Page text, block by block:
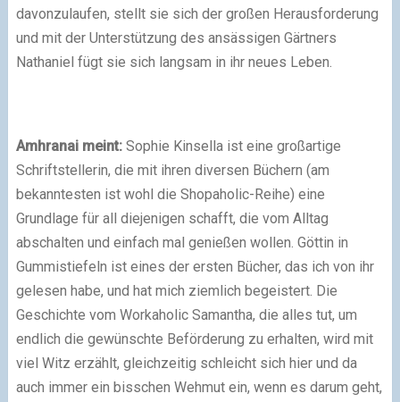
davonzulaufen, stellt sie sich der großen Herausforderung
und mit der Unterstützung des ansässigen Gärtners
Nathaniel fügt sie sich langsam in ihr neues Leben.
Amhranai meint:Sophie Kinsella ist eine großartige
Schriftstellerin, die mit ihren diversen Büchern (am
bekanntesten ist wohl die Shopaholic-Reihe) eine
Grundlage für all diejenigen schafft, die vom Alltag
abschalten und einfach mal genießen wollen. Göttin in
Gummistiefeln ist eines der ersten Bücher, das ich von ihr
gelesen habe, und hat mich ziemlich begeistert. Die
Geschichte vom Workaholic Samantha, die alles tut, um
endlich die gewünschte Beförderung zu erhalten, wird mit
viel Witz erzählt, gleichzeitig schleicht sich hier und da
auch immer ein bisschen Wehmut ein, wenn es darum geht,